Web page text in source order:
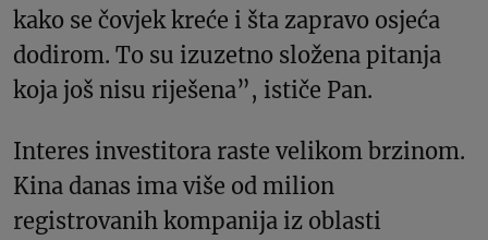
kako se čovjek kreće i šta zapravo osjeća
dodirom. To su izuzetno složena pitanja
koja još nisu riješena”, ističe Pan.
Interes investitora raste velikom brzinom.
Kina danas ima više od milion
registrovanih kompanija iz oblasti